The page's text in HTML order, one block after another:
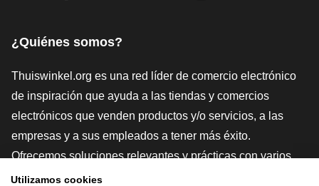
¿Quiénes somos?
Thuiswinkel.org es una red líder de comercio electrónico
de inspiración que ayuda a las tiendas y comercios
electrónicos que venden productos y/o servicios, a las
empresas y a sus empleados a tener más éxito.
Ofrecemos soluciones relevantes y prácticas con varios
sellos de confianza, Thuiswinkel Reviews, herramientas y
Utilizamos cookies